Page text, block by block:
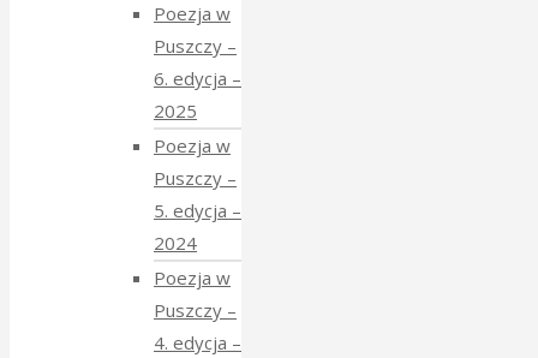
Poezja w
Puszczy –
6. edycja –
2025
Poezja w
Puszczy –
5. edycja –
2024
Poezja w
Puszczy –
4. edycja –